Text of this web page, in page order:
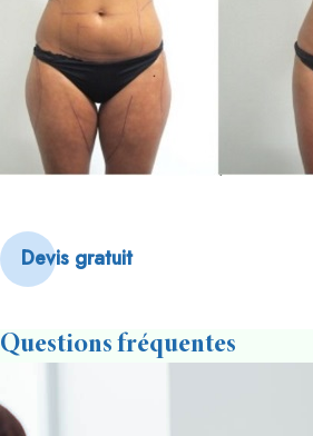
Devis gratuit
Questions fréquentes